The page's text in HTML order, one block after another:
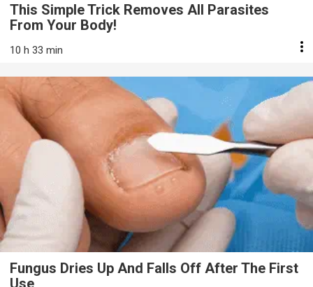
This Simple Trick Removes All Parasites
From Your Body!
10 h 33 min
Fungus Dries Up And Falls Off After The First
Use